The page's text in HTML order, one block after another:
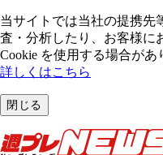
当サイトでは当社の提携先
査・分析したり、お客様に
Cookie を使⽤する場合があ
詳しくはこちら
閉じる